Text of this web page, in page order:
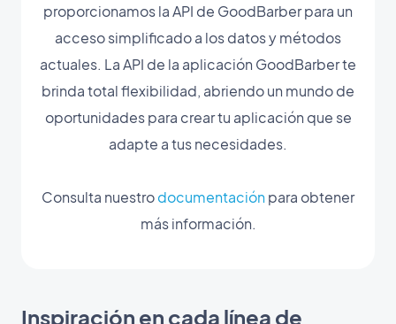
proporcionamos la API de GoodBarber para un
acceso simplificado a los datos y métodos
actuales. La API de la aplicación GoodBarber te
brinda total flexibilidad, abriendo un mundo de
oportunidades para crear tu aplicación que se
adapte a tus necesidades.
Consulta nuestrodocumentaciónpara obtener
más información.
Inspiración en cada línea de